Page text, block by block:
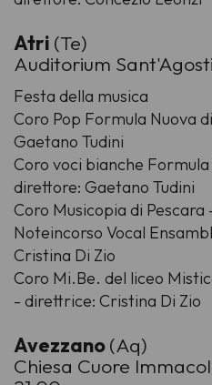
Atri (Te)
Auditorium
Festa della musica
Coro Pop Formula Nuova
Gaetano Tudini
Coro voci bianche
direttore: Gaetano Tudini
Coro Musicopia di
Noteincorso Vocal
Cristina Di Zio
Coro Mi.Be. del liceo
- direttrice: Cristina Di Zio
Avezzano(Aq)
Chiesa Cuore